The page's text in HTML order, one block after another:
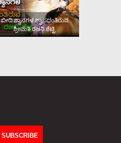
ಬೀದಿ ಶ್ವಾನಗಳ ಶ್ವಾಸದಂತಿರುವ
ಶ್ರೀಮತಿ ರಜನಿ ಶೆಟ್ಟಿ